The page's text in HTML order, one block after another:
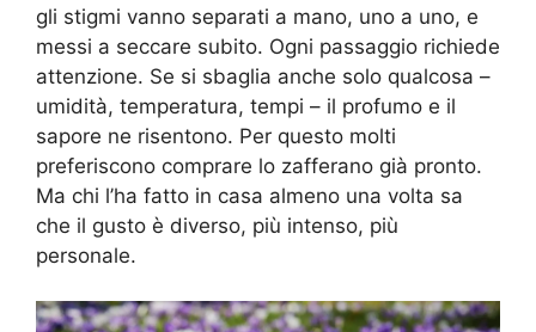
gli stigmi vanno separati a mano, uno a uno, e
messi a seccare subito. Ogni passaggio richiede
attenzione. Se si sbaglia anche solo qualcosa –
umidità, temperatura, tempi – il profumo e il
sapore ne risentono. Per questo molti
preferiscono comprare lo zafferano già pronto.
Ma chi l’ha fatto in casa almeno una volta sa
che il gusto è diverso, più intenso, più
personale.